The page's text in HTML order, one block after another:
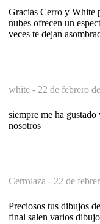
Gracias Cerro y White
nubes ofrecen un
veces te dejan
white - 22 de febrero
siempre me ha
nosotros
Cerrolaza - 22 de
Preciosos tus dibujos
final salen varios